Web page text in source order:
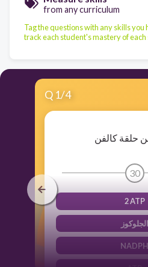
from any curriculum
Tag the questions with any skills
track each student's mastery of each
Q 1/4
حلقة كالفن
30
2 ATP
الجلوكوز
NADPH